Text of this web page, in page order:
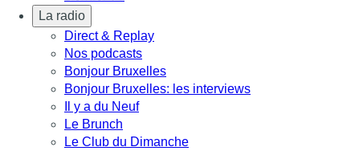
La radio
Direct & Replay
Nos podcasts
Bonjour Bruxelles
Bonjour Bruxelles: les interviews
Il y a du Neuf
Le Brunch
Le Club du Dimanche